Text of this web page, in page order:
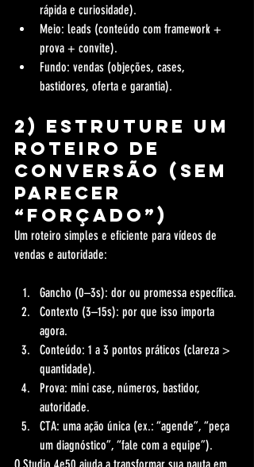
rápida e curiosidade).
Meio: leads (conteúdo com framework +
prova + convite).
Fundo: vendas (objeções, cases,
bastidores, oferta e garantia).
2) Estruture um
roteiro de
conversão (sem
parecer
“forçado”)
Um roteiro simples e eficiente para vídeos de
vendas e autoridade:
Gancho (0–3s): dor ou promessa específica.
Contexto (3–15s): por que isso importa
agora.
Conteúdo: 1 a 3 pontos práticos (clareza >
quantidade).
Prova: mini case, números, bastidor,
autoridade.
CTA: uma ação única (ex.: “agende”, “peça
um diagnóstico”, “fale com a equipe”).